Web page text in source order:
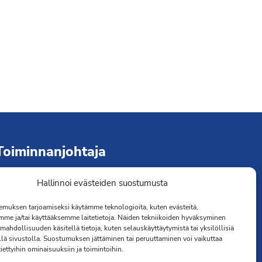
Hallinnoi evästeiden suostumusta
tarjoamiseksi käytämme teknologioita, kuten evästeitä,
ja/tai käyttääksemme laitetietoja. Näiden tekniikoiden hyväksyminen
käsitellä tietoja, kuten selauskäyttäytymistä tai yksilöllisiä
sivustolla. Suostumuksen jättäminen tai peruuttaminen voi vaikuttaa
ominaisuuksiin ja toimintoihin.
Kimmo Järvinen
501 4176